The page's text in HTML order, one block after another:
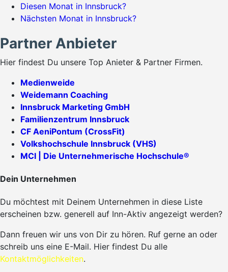
Diesen Monat in Innsbruck?
Nächsten Monat in Innsbruck?
Partner Anbieter
Hier findest Du unsere Top Anieter & Partner Firmen.
Medienweide
Weidemann Coaching
Innsbruck Marketing GmbH
Familienzentrum Innsbruck
CF AeniPontum (CrossFit)
Volkshochschule Innsbruck (VHS)
MCI | Die Unternehmerische Hochschule®
Dein Unternehmen
Du möchtest mit Deinem Unternehmen in diese Liste
erscheinen bzw. generell auf Inn-Aktiv angezeigt werden?
Dann freuen wir uns von Dir zu hören. Ruf gerne an oder
schreib uns eine E-Mail. Hier findest Du alle
Kontaktmöglichkeiten.